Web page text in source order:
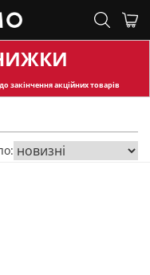
закінчення акційних товарів